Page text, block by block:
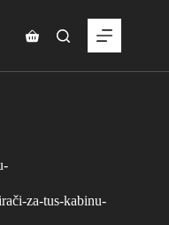
Shopping
za-tus-kabinu-